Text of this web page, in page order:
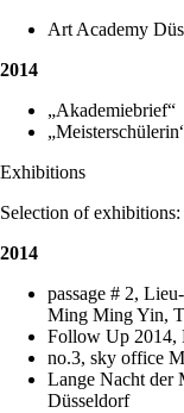
Art Academy
2014
„Akademiebrief“
Exhibitions
Selection of exhibitions:
2014
passage # 2,
Ming Ming Yin,
Follow Up 2014,
no.3, sky office
Lange Nacht der
Düsseldorf